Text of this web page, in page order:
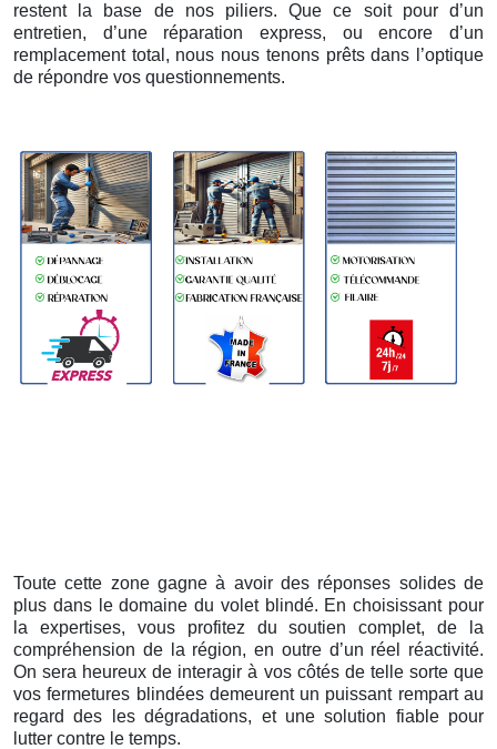
restent la base de nos piliers. Que ce soit pour d’un
entretien, d’une réparation express, ou encore d’un
remplacement total, nous nous tenons prêts dans l’optique
de répondre vos questionnements.
Toute cette zone gagne à avoir des réponses solides de
plus dans le domaine du volet blindé. En choisissant pour
la expertises, vous profitez du soutien complet, de la
compréhension de la région, en outre d’un réel réactivité.
On sera heureux de interagir à vos côtés de telle sorte que
vos fermetures blindées demeurent un puissant rempart au
regard des les dégradations, et une solution fiable pour
lutter contre le temps.